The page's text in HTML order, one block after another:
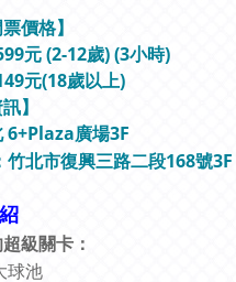
票價格】
元 (2-12歲) (3小時)
元(18歲以上)
訊】
6+Plaza廣場3F
竹北市復興三路二段168號
級關卡：
球池